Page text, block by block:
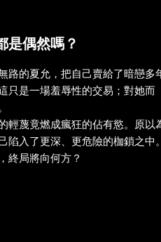
是偶然嗎？
路的夏允，把自己賣給了暗戀多
只是一場羞辱性的交易；對她而
輕蔑竟燃成瘋狂的佔有慾。原以
陷入了更深、更危險的枷鎖之中
終局將向何方？